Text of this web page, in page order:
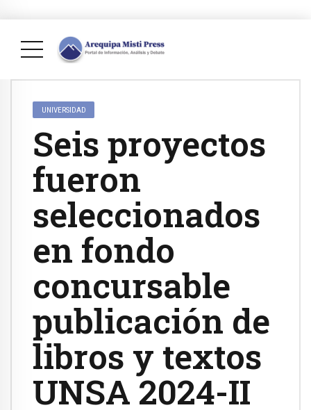
UNIVERSIDAD
Seis proyectos
fueron
seleccionados
en fondo
concursable
publicación de
libros y textos
UNSA 2024-II